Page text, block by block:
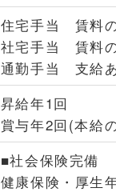
住宅手当 賃料
社宅手当 賃料
通勤手当 支給
昇給年1回
賞与年2回(本給
■社会保険完備
健康保険・厚生